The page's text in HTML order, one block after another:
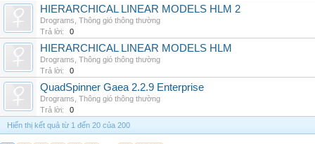
HIERARCHICAL LINEAR MODELS HLM 2
Drograms Thông gió thông thường
Trả lời:
0
HIERARCHICAL LINEAR MODELS HLM
Drograms Thông gió thông thường
Trả lời:
0
QuadSpinner Gaea 2.2.9 Enterprise
Drograms Thông gió thông thường
Trả lời:
0
Hiển thị kết quả từ 1 đến 20 của 200